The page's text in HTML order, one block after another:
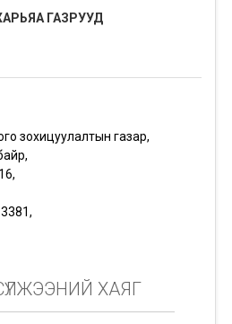
ГАЗРУУД
зохицуулалтын газар,
ХАЯГ